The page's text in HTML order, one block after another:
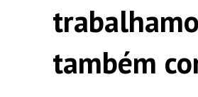
também